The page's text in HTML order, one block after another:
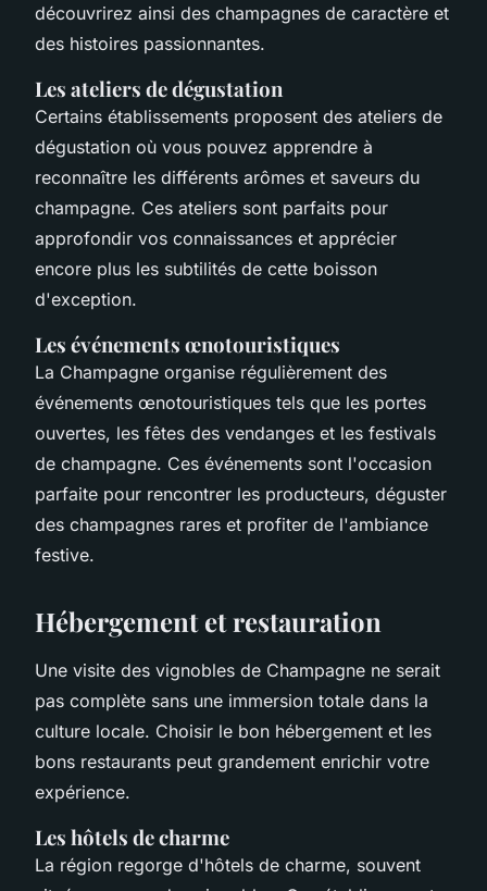
découvrirez ainsi des champagnes de caractère et
des histoires passionnantes.
Les ateliers de dégustation
Certains établissements proposent des ateliers de
dégustation où vous pouvez apprendre à
reconnaître les différents arômes et saveurs du
champagne. Ces ateliers sont parfaits pour
approfondir vos connaissances et apprécier
encore plus les subtilités de cette boisson
d'exception.
Les événements œnotouristiques
La Champagne organise régulièrement des
événements œnotouristiques tels que les portes
ouvertes, les fêtes des vendanges et les festivals
de champagne. Ces événements sont l'occasion
parfaite pour rencontrer les producteurs, déguster
des champagnes rares et profiter de l'ambiance
festive.
Hébergement et restauration
Une visite des vignobles de Champagne ne serait
pas complète sans une immersion totale dans la
culture locale. Choisir le bon hébergement et les
bons restaurants peut grandement enrichir votre
expérience.
Les hôtels de charme
La région regorge d'hôtels de charme, souvent